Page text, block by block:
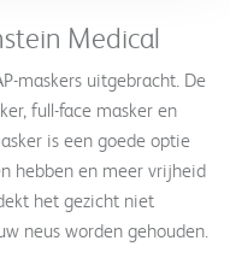
Medical
maskers uitgebracht. De
full-face masker en
is een goede optie
hebben en meer vrijheid
het gezicht niet
neus worden gehouden.